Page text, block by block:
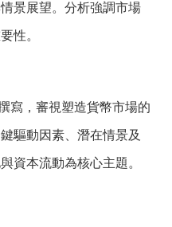
景展望。分析強調市場
性。
寫，審視塑造貨幣市場的
驅動因素、潛在情景及
資本流動為核心主題。